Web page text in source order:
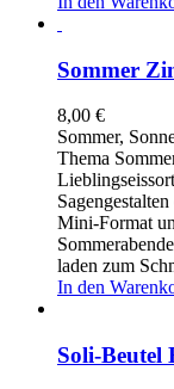
Sommer
8,00 €
Sommer,
Thema
Mini-Format
laden zum
In den
Soli-Beutel